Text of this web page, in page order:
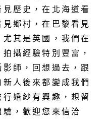
歷史，在北海道看
鄉村，在巴黎看見
其是英國，我們在
攝經驗特別豐富，
師，回想過去，跟
人後來都變成我們
婚紗有興趣，想留
驗，歡迎您來信洽